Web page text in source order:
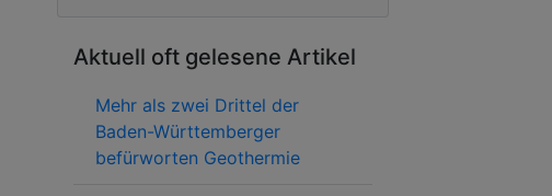
Aktuell oft gelesene Artikel
Mehr als zwei Drittel der
Baden-Württemberger
befürworten Geothermie